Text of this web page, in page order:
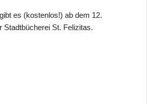
es (kostenlos!) ab dem 12.
Stadtbücherei St. Felizitas.